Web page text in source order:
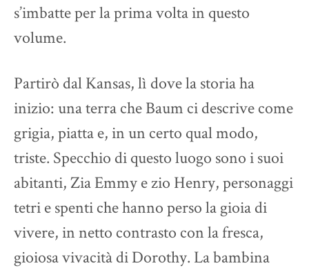
s’imbatte per la prima volta in questo
volume.
Partirò dal Kansas, lì dove la storia ha
inizio: una terra che Baum ci descrive come
grigia, piatta e, in un certo qual modo,
triste. Specchio di questo luogo sono i suoi
abitanti, Zia Emmy e zio Henry, personaggi
tetri e spenti che hanno perso la gioia di
vivere, in netto contrasto con la fresca,
gioiosa vivacità di Dorothy. La bambina